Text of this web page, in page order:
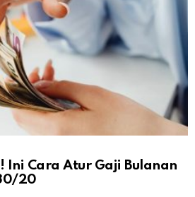
Ini Cara Atur Gaji Bulanan
20